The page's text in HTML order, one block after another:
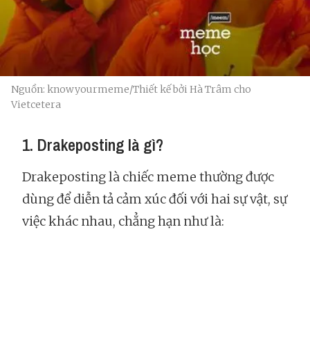
Nguồn: knowyourmeme/Thiết kế bởi Hà Trâm cho
Vietcetera
1. Drakeposting là gì?
Drakeposting là chiếc meme thường được
dùng để diễn tả cảm xúc đối với hai sự vật, sự
việc khác nhau, chẳng hạn như là: